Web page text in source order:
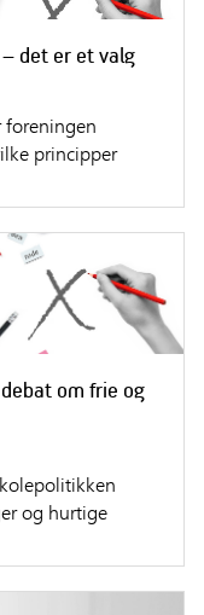
det er et valg
foreningen
principper
om frie og
og hurtige